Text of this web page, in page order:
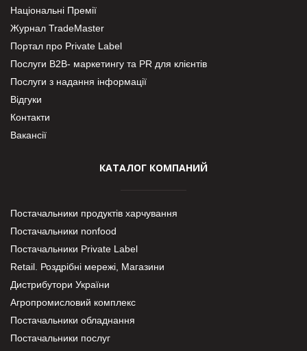
Національні Премії
Журнал TradeMaster
Портал про Private Label
Послуги В2В- маркетингу та PR для клієнтів
Послуги з надання інформації
Відгуки
Контакти
Вакансії
КАТАЛОГ КОМПАНИЙ
Постачальники продуктів харчування
Постачальники nonfood
Постачальники Private Label
Retail. Роздрібні мережі, Магазини
Дистрибутори України
Агропромисловий комплекс
Постачальники обладнання
Постачальники послуг